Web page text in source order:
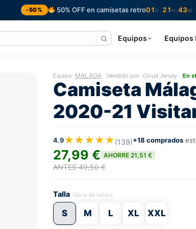
-50% 50% OFF en camisetas retro01 D : 21 H :43M :
Equipos Equipos
Equipo: MALAGA Vendido por: Cloud Jersey En
Camiseta
2020-21
4.9★★★★★(139)+18 comprados
27,99 € AHORRE 21,51 €
ANTES 49,50 €
Talla (Guía de tallas)
S M L XL XXL